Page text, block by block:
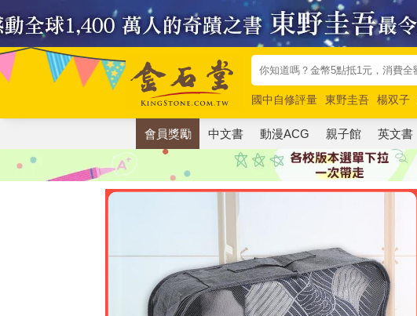
國中自修評量 東野圭吾 楊双子
唯紅花綻放
奧德賽 路邊攤新作
會員獎勵 中文書 動漫ACG 親子館 英文書